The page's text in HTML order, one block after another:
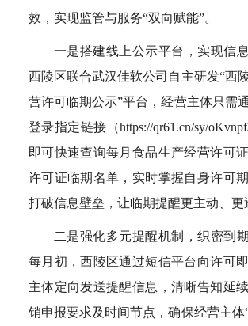
效，实现监管与服务“双向赋能”。
一是搭建线上公示平台，实现信息
西陵区联合武汉佳软公司自主研发“西
营许可临期公示”平台，经营主体只需
登录指定链接（https://qr61.cn/sy/
即可快速查询每月食品生产经营许可
许可证临期名单，实时掌握自身许可
打破信息壁垒，让临期提醒更主动、更
二是强化多元提醒机制，织密到期
每月初，西陵区通过短信平台向许可
主体定向发送提醒信息，清晰告知延
销申报要求及时间节点，确保经营主体